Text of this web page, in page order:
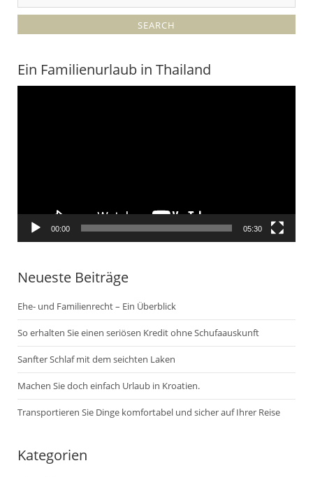
Ein Familienurlaub in Thailand
00:00 05:30
Neueste Beiträge
Ehe- und Familienrecht – Ein Überblick
So erhalten Sie einen seriösen Kredit ohne Schufaauskunft
Sanfter Schlaf mit dem seichten Laken
Machen Sie doch einfach Urlaub in Kroatien.
Transportieren Sie Dinge komfortabel und sicher auf Ihrer Reise
Kategorien